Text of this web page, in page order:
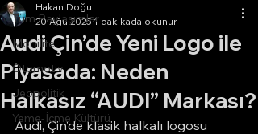
Tüm Paylaşımlar
Mobilite
Otomotiv
Jeopolitik
Yeme-İçme Kültürü
Audi Çin’de Yeni Logo ile
Piyasada: Neden
Halkasız “AUDI” Markası?
Hakan Doğu
20 Ağu 20251 dakikada okunur
Audi, Çin’de klasik halkalı logosu